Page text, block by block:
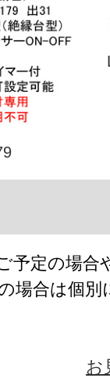
予定の場合
場合は個別
お